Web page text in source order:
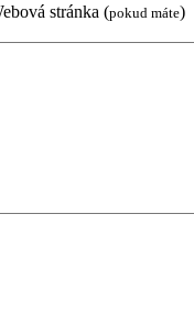
stránka (pokud máte)